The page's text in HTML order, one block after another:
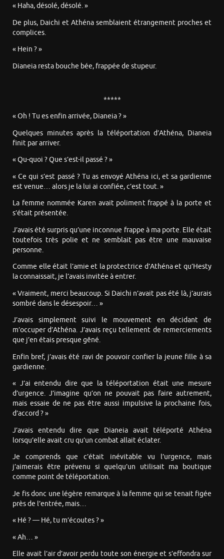
« Haha, désolé, désolé. »
De plus, Daichi et Athéna semblaient étrangement proches et
complices.
« Hein ? »
Dianeia resta bouche bée, frappée de stupeur.
*****
« Oh ! Tu es enfin arrivée, Dianeia ? »
Quelques minutes après la téléportation d’Athéna, Dianeia
finit par arriver.
« Qu-quoi ? Que s’est-il passé ? »
« Ce qui s’est passé ? Tu as envoyé Athéna ici, et sa gardienne
est venue… alors je la lui ai confiée, c’est tout. »
La femme nommée Karen avait poliment frappé à la porte et
s’était présentée.
J’avais été surpris qu’une inconnue frappe à ma porte. Elle était
toutefois très polie et ne semblait pas être une mauvaise
personne.
Comme elle était l’amie et la protectrice d’Athéna et qu’Hesty
la connaissait, je l’avais invitée à entrer.
« Vraiment, merci beaucoup. Si Daichi n’avait pas été là, j’aurais
sombré dans le désespoir… »
J’avais simplement suivi le mouvement en décidant de
m’occuper d’Athéna. J’avais reçu tellement de remerciements
que j’en étais presque gêné.
Enfin bref, j’avais été ravi de pouvoir confier la jeune fille à sa
gardienne.
« J’ai entendu dire que la téléportation était une mesure
d’urgence. J’imagine qu’on ne pouvait pas faire autrement,
mais essaie de ne pas être aussi impulsive la prochaine fois,
d’accord ? »
J’avais entendu dire que Dianeia avait téléporté Athéna
lorsqu’elle avait cru qu’un combat allait éclater.
Je comprends que c’était inévitable vu l’urgence, mais
j’aimerais être prévenu si quelqu’un utilisait ma boutique
comme point de téléportation.
Je fis donc une légère remarque à la femme qui se tenait figée
près de l’entrée, mais…
« Hé ? — Hé, tu m’écoutes ? »
« Ah… »
Elle avait l’air d’avoir perdu toute son énergie et s’effondra sur